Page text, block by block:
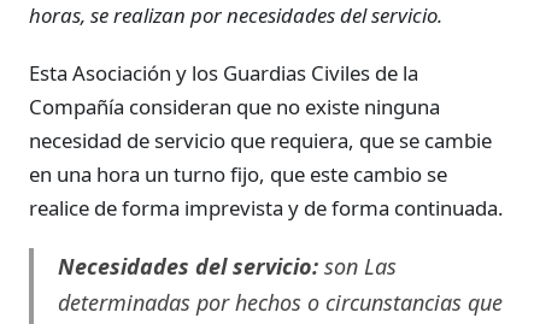
horas, se realizan por necesidades del servicio.
Esta Asociación y los Guardias Civiles de la
Compañía consideran que no existe ninguna
necesidad de servicio que requiera, que se cambie
en una hora un turno fijo, que este cambio se
realice de forma imprevista y de forma continuada.
Necesidades del servicio: son Las
determinadas por hechos o circunstancias que